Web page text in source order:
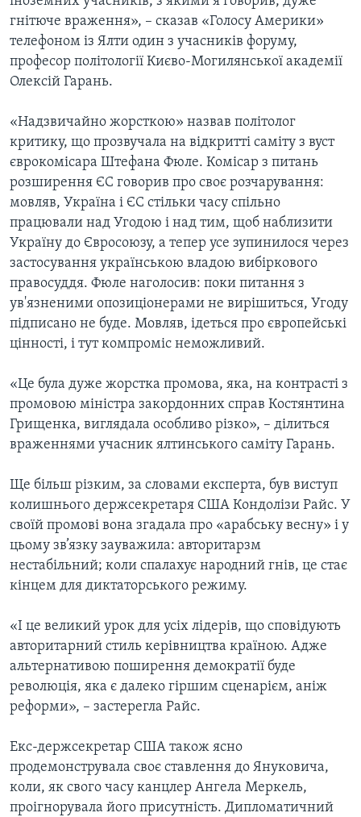
гнітюче враження», – сказав «Голосу Америки»
телефоном із Ялти один з учасників форуму,
професор політології Києво-Могилянської академії
Олексій Гарань.
«Надзвичайно жорсткою» назвав політолог
критику, що прозвучала на відкритті саміту з вуст
єврокомісара Штефана Фюле. Комісар з питань
розширення ЄС говорив про своє розчарування:
мовляв, Україна і ЄС стільки часу спільно
працювали над Угодою і над тим, щоб наблизити
Україну до Євросоюзу, а тепер усе зупинилося через
застосування українською владою вибіркового
правосуддя. Фюле наголосив: поки питання з
ув'язненими опозиціонерами не вирішиться, Угоду
підписано не буде. Мовляв, ідеться про європейські
цінності, і тут компроміс неможливий.
«Це була дуже жорстка промова, яка, на контрасті з
промовою міністра закордонних справ Костянтина
Грищенка, виглядала особливо різко», – ділиться
враженнями учасник ялтинського саміту Гарань.
Ще більш різким, за словами експерта, був виступ
колишнього держсекретаря США Кондолізи Райс. У
своїй промові вона згадала про «арабську весну» і у
цьому зв’язку зауважила: авторитарзм
нестабільний; коли спалахує народний гнів, це стає
кінцем для диктаторського режиму.
«І це великий урок для усіх лідерів, що сповідують
авторитарний стиль керівництва країною. Адже
альтернативою поширення демократії буде
революція, яка є далеко гіршим сценарієм, аніж
реформи», – застерегла Райс.
Екс-держсекретар США також ясно
продемонструвала своє ставлення до Януковича,
коли, як свого часу канцлер Ангела Меркель,
проігнорувала його присутність. Дипломатичний